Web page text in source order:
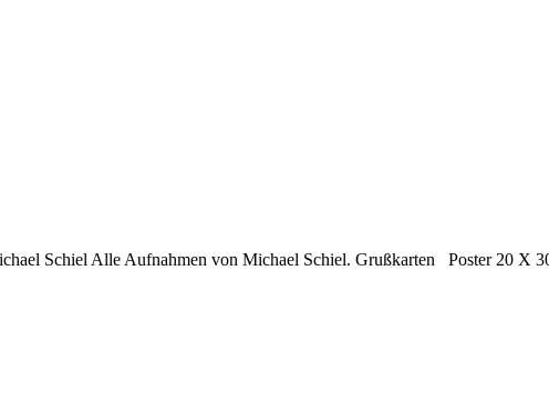
Schiel Alle Aufnahmen von Michael Schiel. Grußkarten Poster 20 X